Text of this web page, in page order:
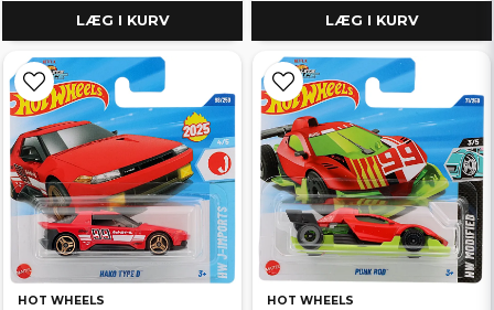
LÆG I KURV LÆG I KURV
HOT WHEELS HOT WHEELS